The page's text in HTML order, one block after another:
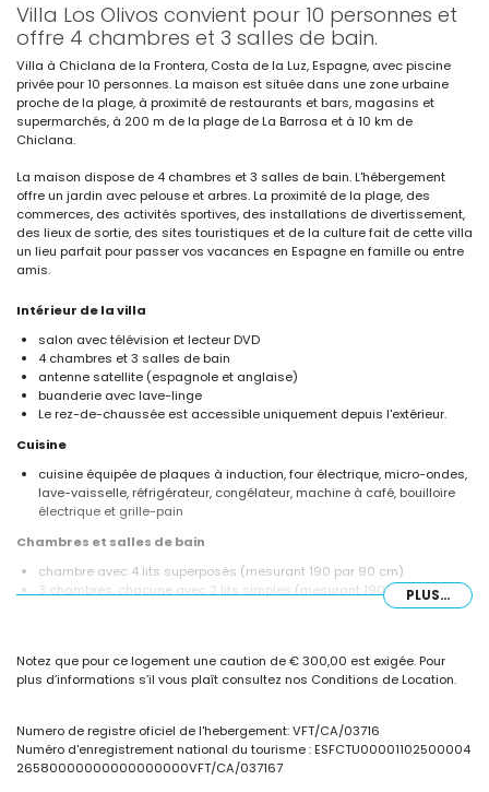
Villa Los Olivos convient pour 10 personnes et
offre 4 chambres et 3 salles de bain.
Villa à Chiclana de la Frontera, Costa de la Luz, Espagne, avec piscine
privée pour 10 personnes. La maison est située dans une zone urbaine
proche de la plage, à proximité de restaurants et bars, magasins et
supermarchés, à 200 m de la plage de La Barrosa et à 10 km de
Chiclana.
La maison dispose de 4 chambres et 3 salles de bain. L'hébergement
offre un jardin avec pelouse et arbres. La proximité de la plage, des
commerces, des activités sportives, des installations de divertissement,
des lieux de sortie, des sites touristiques et de la culture fait de cette villa
un lieu parfait pour passer vos vacances en Espagne en famille ou entre
amis.
Intérieur de la villa
salon avec télévision et lecteur DVD
4 chambres et 3 salles de bain
antenne satellite (espagnole et anglaise)
buanderie avec lave-linge
Le rez-de-chaussée est accessible uniquement depuis l'extérieur.
Cuisine
cuisine équipée de plaques à induction, four électrique, micro-ondes,
lave-vaisselle, réfrigérateur, congélateur, machine à café, bouilloire
électrique et grille-pain
Chambres et salles de bain
chambre avec 4 lits superposés (mesurant 190 par 90 cm)
3 chambres, chacune avec 2 lits simples (mesurant 190 par 90 cm)
2 salles de bain avec lavabo simple, douche, bidet et toilettes
Extérieur de la villa
grand terrain clos
jardin avec pelouse, arbres et mobilier de jardin avec transats
terrasse couverte
barbecue
PLUS...
Notez que pour ce logement une caution de € 300,00 est exigée. Pour
plus d’informations s’il vous plaît consultez nos Conditions de Location.
Numero de registre oficiel de l'hebergement: VFT/CA/03716
Numéro d'enregistrement national du tourisme : ESFCTU00001102500004
26580000000000000000VFT/CA/037167